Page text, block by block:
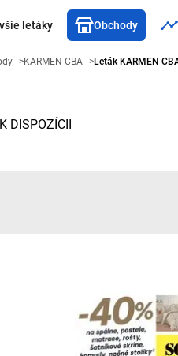
letáky Obchody
KARMEN
>KARMEN CBA >Leták KARMEN
DISPOZÍCII